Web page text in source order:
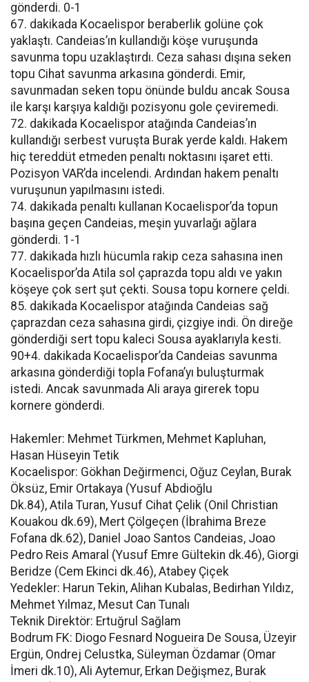
gönderdi. 0-1
67. dakikada Kocaelispor beraberlik golüne çok
yaklaştı. Candeias’ın kullandığı köşe vuruşunda
savunma topu uzaklaştırdı. Ceza sahası dışına seken
topu Cihat savunma arkasına gönderdi. Emir,
savunmadan seken topu önünde buldu ancak Sousa
ile karşı karşıya kaldığı pozisyonu gole çeviremedi.
72. dakikada Kocaelispor atağında Candeias’ın
kullandığı serbest vuruşta Burak yerde kaldı. Hakem
hiç tereddüt etmeden penaltı noktasını işaret etti.
Pozisyon VAR’da incelendi. Ardından hakem penaltı
vuruşunun yapılmasını istedi.
74. dakikada penaltı kullanan Kocaelispor’da topun
başına geçen Candeias, meşin yuvarlağı ağlara
gönderdi. 1-1
77. dakikada hızlı hücumla rakip ceza sahasına inen
Kocaelispor’da Atila sol çaprazda topu aldı ve yakın
köşeye çok sert şut çekti. Sousa topu kornere çeldi.
85. dakikada Kocaelispor atağında Candeias sağ
çaprazdan ceza sahasına girdi, çizgiye indi. Ön direğe
gönderdiği sert topu kaleci Sousa ayaklarıyla kesti.
90+4. dakikada Kocaelispor’da Candeias savunma
arkasına gönderdiği topla Fofana’yı buluşturmak
istedi. Ancak savunmada Ali araya girerek topu
kornere gönderdi.
Hakemler: Mehmet Türkmen, Mehmet Kapluhan,
Hasan Hüseyin Tetik
Kocaelispor: Gökhan Değirmenci, Oğuz Ceylan, Burak
Öksüz, Emir Ortakaya (Yusuf Abdioğlu
Dk.84), Atila Turan, Yusuf Cihat Çelik (Onil Christian
Kouakou dk.69), Mert Çölgeçen (İbrahima Breze
Fofana dk.62), Daniel Joao Santos Candeias, Joao
Pedro Reis Amaral (Yusuf Emre Gültekin dk.46), Giorgi
Beridze (Cem Ekinci dk.46), Atabey Çiçek
Yedekler: Harun Tekin, Alihan Kubalas, Bedirhan Yıldız,
Mehmet Yılmaz, Mesut Can Tunalı
Teknik Direktör: Ertuğrul Sağlam
Bodrum FK: Diogo Fesnard Nogueira De Sousa, Üzeyir
Ergün, Ondrej Celustka, Süleyman Özdamar (Omar
İmeri dk.10), Ali Aytemur, Erkan Değişmez, Burak